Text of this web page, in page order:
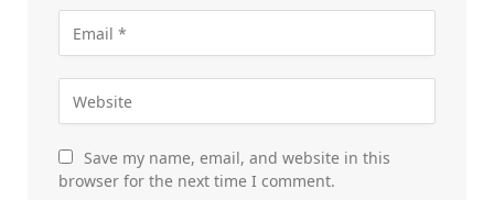
Save my name, email, and website in this
browser for the next time I comment.